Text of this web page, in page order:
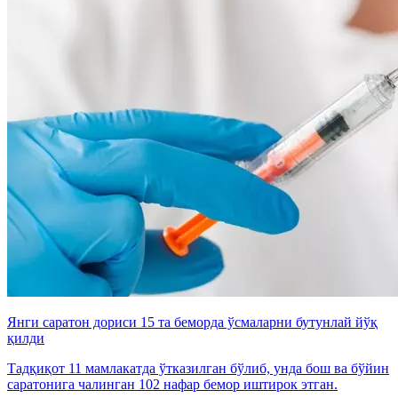
Янги саратон дориси 15 та беморда ўсмаларни бутунлай йўқ
қилди
Тадқиқот 11 мамлакатда ўтказилган бўлиб, унда бош ва бўйин
саратонига чалинган 102 нафар бемор иштирок этган.